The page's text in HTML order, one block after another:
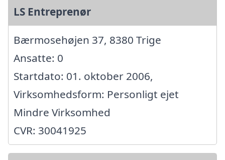
LS Entreprenør
Bærmosehøjen 37, 8380 Trige
Ansatte: 0
Startdato: 01. oktober 2006,
Virksomhedsform: Personligt ejet
Mindre Virksomhed
CVR: 30041925